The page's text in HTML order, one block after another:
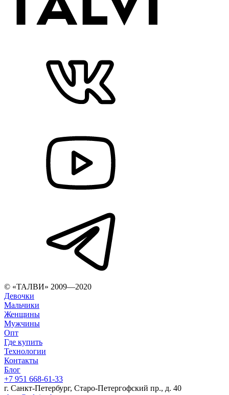
© «ТАЛВИ» 2009—2020
Девочки
Мальчики
Женщины
Мужчины
Опт
Где купить
Технологии
Контакты
Блог
+7 951 668-61-33
г. Санкт-Петербург, Старо-Петергофский пр., д. 40